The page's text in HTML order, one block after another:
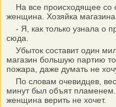
На все происходящее со
женщина. Хозяйка
- Я, как только узнала о
сюда.
Убыток составит один
магазин большую партию
пожара, даже думать не
По словам очевидцев,
минут был объят
женщина верить не хочет.